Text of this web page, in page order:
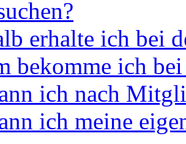
erhalte ich bei
bekomme ich
ich nach
ich meine